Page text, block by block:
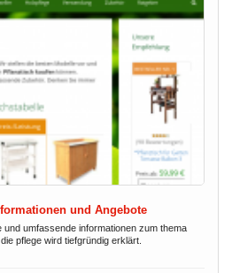
und Angebote
und umfassende informationen zum thema
pflege wird tiefgründig erklärt.